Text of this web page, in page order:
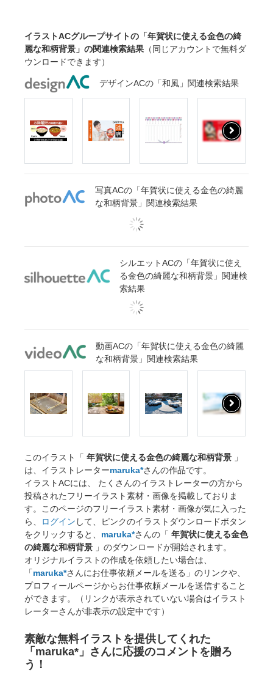
イラストACグループサイトの「年賀状に使える金色の綺
麗な和柄背景」の関連検索結果 （同じアカウントで無料ダ
ウンロードできます）
デザインACの「和風」関連検索結果
写真ACの「年賀状に使える金色の綺麗
な和柄背景」関連検索結果
シルエットACの「年賀状に使え
る金色の綺麗な和柄背景」関連検
索結果
動画ACの「年賀状に使える金色の綺麗
な和柄背景」関連検索結果
このイラスト「 年賀状に使える金色の綺麗な和柄背景 」
は、イラストレーターmaruka*さんの作品です。
イラストACには、 たくさんのイラストレーターの方から
投稿されたフリーイラスト素材・画像を掲載しておりま
す。このページのフリーイラスト素材・画像が気に入った
ら、
ログイン して、ピンクのイラストダウンロードボタン
をクリックすると、 maruka*さんの「 年賀状に使える金色
の綺麗な和柄背景 」のダウンロードが開始されます。
オリジナルイラストの作成を依頼したい場合は、
「maruka*さんにお仕事依頼メールを送る」のリンクや、
プロフィールページからお仕事依頼メールを送信すること
ができます。（リンクが表示されていない場合はイラスト
レーターさんが非表示の設定中です）
素敵な無料イラストを提供してくれた
「maruka*」さんに応援のコメントを贈ろ
う！